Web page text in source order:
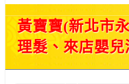
黃寶寶(新北市
理髮、來店嬰